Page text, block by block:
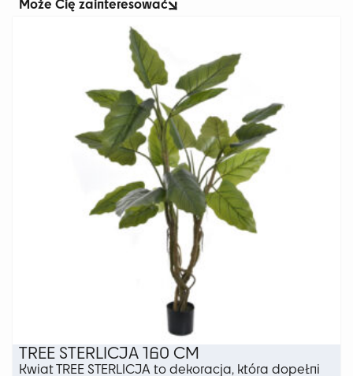
TREE STERLICJA 160 CM
Kwiat TREE STERLICJA to dekoracja, która dopełni